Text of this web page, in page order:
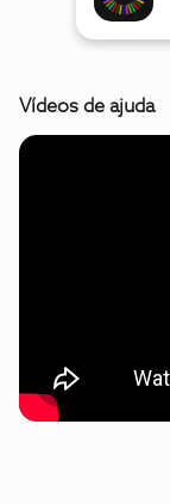
Vídeos de ajuda